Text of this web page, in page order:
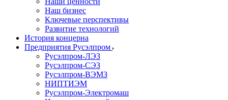
Наш бизнес
Ключевые перспективы
Развитие технологий
История концерна
Предприятия Русэлпром
Русэлпром-ЛЭЗ
Русэлпром-СЭЗ
Русэлпром-ВЭМЗ
НИПТИЭМ
Русэлпром-Электромаш